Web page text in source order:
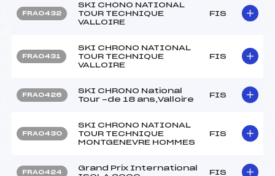
FRA0432
SKI CHONO NATIONAL
TOUR TECHNIQUE
VALLOIRE
FIS
FRA0431
SKI CHRONO NATIONAL
TOUR TECHNIQUE
VALLOIRE
FIS
FRA0426
SKI CHRONO National
Tour -de 18 ans,Valloire
FIS
FRA0430
SKI CHRONO NATIONAL
TOUR TECHNIQUE
MONTGENEVRE HOMMES
FIS
FRA0424
Grand Prix International
FIS